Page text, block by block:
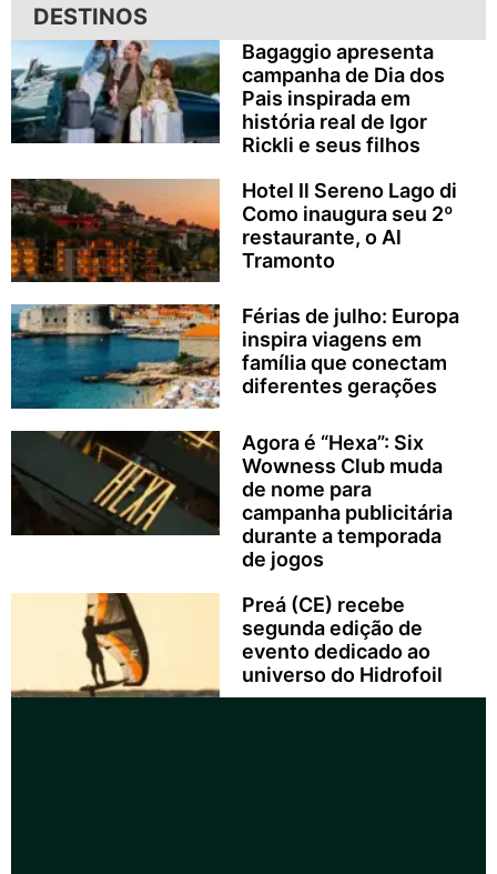
DESTINOS
Bagaggio apresenta
campanha de Dia dos
Pais inspirada em
história real de Igor
Rickli e seus filhos
Hotel Il Sereno Lago di
Como inaugura seu 2º
restaurante, o Al
Tramonto
Férias de julho: Europa
inspira viagens em
família que conectam
diferentes gerações
Agora é “Hexa”: Six
Wowness Club muda
de nome para
campanha publicitária
durante a temporada
de jogos
Preá (CE) recebe
segunda edição de
evento dedicado ao
universo do Hidrofoil